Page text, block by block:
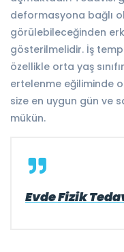
deformasyona bağlı
görülebileceğinden
gösterilmelidir. İş
özellikle orta yaş
ertelenme eğiliminde
size en uygun gün ve
mükün.
Evde Fizik